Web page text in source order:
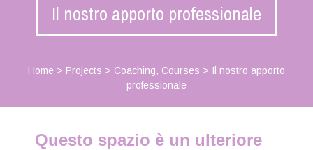
Il nostro apporto professionale
Home > Projects > Coaching, Courses > Il nostro apporto
professionale
Questo spazio è un ulteriore